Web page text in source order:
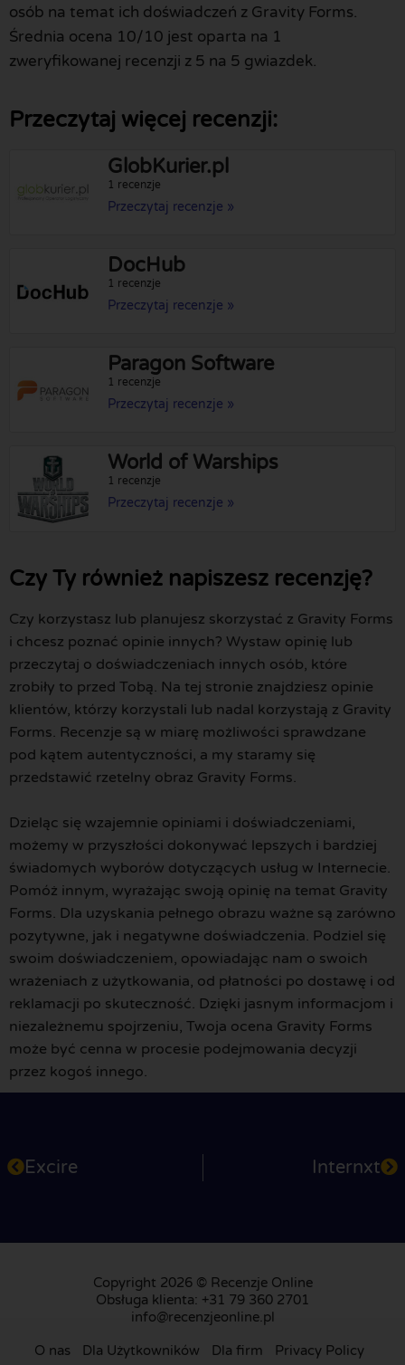
osób na temat ich doświadczeń z Gravity Forms.
Średnia ocena 10/10 jest oparta na 1
zweryfikowanej recenzji z 5 na 5 gwiazdek.
Przeczytaj więcej recenzji:
GlobKurier.pl
1 recenzje
Przeczytaj recenzje »
DocHub
1 recenzje
Przeczytaj recenzje »
Paragon Software
1 recenzje
Przeczytaj recenzje »
World of Warships
1 recenzje
Przeczytaj recenzje »
Czy Ty również napiszesz recenzję?
Czy korzystasz lub planujesz skorzystać z Gravity Forms
i chcesz poznać opinie innych? Wystaw opinię lub
przeczytaj o doświadczeniach innych osób, które
zrobiły to przed Tobą. Na tej stronie znajdziesz opinie
klientów, którzy korzystali lub nadal korzystają z Gravity
Forms. Recenzje są w miarę możliwości sprawdzane
pod kątem autentyczności, a my staramy się
przedstawić rzetelny obraz Gravity Forms.
Dzieląc się wzajemnie opiniami i doświadczeniami,
możemy w przyszłości dokonywać lepszych i bardziej
świadomych wyborów dotyczących usług w Internecie.
Pomóż innym, wyrażając swoją opinię na temat Gravity
Forms. Dla uzyskania pełnego obrazu ważne są zarówno
pozytywne, jak i negatywne doświadczenia. Podziel się
swoim doświadczeniem, opowiadając nam o swoich
wrażeniach z użytkowania, od płatności po dostawę i od
reklamacji po skuteczność. Dzięki jasnym informacjom i
niezależnemu spojrzeniu, Twoja ocena Gravity Forms
może być cenna w procesie podejmowania decyzji
przez kogoś innego.
Excire Internxt
Copyright 2026 © Recenzje Online
Obsługa klienta: +31 79 360 2701
info@recenzjeonline.pl
O nas Dla Użytkowników Dla firm Privacy Policy